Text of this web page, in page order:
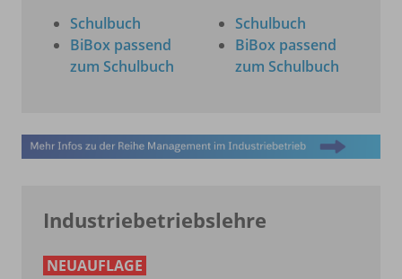
Schulbuch
BiBox passend
zum Schulbuch
Schulbuch
BiBox passend
zum Schulbuch
Industriebetriebslehre
NEUAUFLAGE